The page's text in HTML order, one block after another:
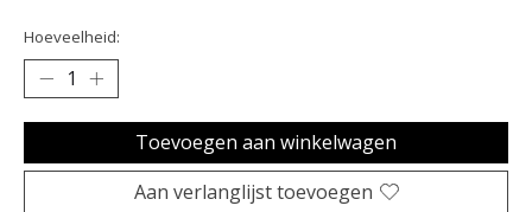
Hoeveelheid:
Toevoegen aan winkelwagen
Aan verlanglijst toevoegen